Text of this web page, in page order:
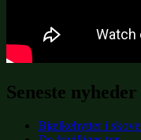
Seneste nyheder
Bjælkehytter i